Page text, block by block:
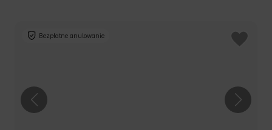
Bezpłatne anulowanie